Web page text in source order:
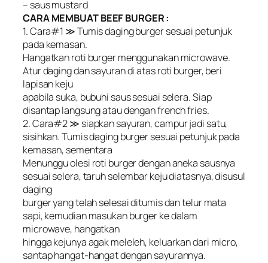
– saus mustard
CARA MEMBUAT BEEF BURGER :
1. Cara#1 ≫ Tumis daging burger sesuai petunjuk
pada kemasan.
Hangatkan roti burger menggunakan microwave.
Atur daging dan sayuran di atas roti burger, beri
lapisan keju
apabila suka, bubuhi saus sesuai selera. Siap
disantap langsung atau dengan french fries.
2. Cara#2 ≫ siapkan sayuran, campur jadi satu,
sisihkan. Tumis daging burger sesuai petunjuk pada
kemasan, sementara
Menunggu olesi roti burger dengan aneka sausnya
sesuai selera, taruh selembar keju diatasnya, disusul
daging
burger yang telah selesai ditumis dan telur mata
sapi, kemudian masukan burger ke dalam
microwave, hangatkan
hingga kejunya agak meleleh, keluarkan dari micro,
santap hangat-hangat dengan sayurannya.